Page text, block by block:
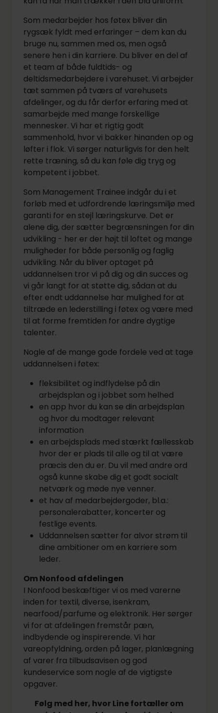
Som medarbejder hos føtex bliver din
rygsæk fyldt med erfaringer – dem kan du
bruge nu, sammen med os, men også
senere hen i din karriere. Du bliver en del af
et team af både fuldtids- og
deltidsmedarbejdere i varehuset. Vi arbejder
tæt sammen på tværs af varehusets
afdelinger, og du får derfor erfaring med at
samarbejde med mange forskellige
mennesker. Vi har et rigtig godt
sammenhold, hvor vi bakker hinanden op og
løfter i flok. Vi sørger naturligvis for den helt
rette træning, så du kan føle dig tryg og
kompetent i jobbet.
Som Management Trainee indgår du i et
forløb med et udfordrende læringsmiljø med
garanti for en stejl læringskurve. Det er
alene dig, der sætter begrænsningen for din
udvikling - her er der højt til loftet og mange
muligheder for både personlig og faglig
udvikling. Når du bliver optaget på
uddannelsen tror vi på dig og din succes og
vi går langt for at støtte dig, sådan at du
efter endt uddannelse har mulighed for at
tiltræde en lederstilling i føtex og være med
til at forme fremtiden for andre dygtige
talenter.
Nogle af de mange gode fordele ved at tage
uddannelsen i føtex:
fleksibilitet og indflydelse på din
arbejdsplan og i jobbet som helhed
en app hvor du kan se din arbejdsplan
og hvor du modtager relevant
information
en arbejdsplads med stærkt fællesskab
hvor der er plads til alle og til at være
præcis den du er. Du vil med andre ord
også kunne skabe dig et godt socialt
netværk og møde nye venner.
et hav af medarbejdergoder, bl.a.:
personalerabatter, koncerter og
festlige events.
Uddannelsen sætter for alvor strøm til
dine ambitioner om en karriere som
leder.
Om Nonfood afdelingen
I Nonfood beskæftiger vi os med varerne
inden for textil, diverse, isenkram,
nearfood/parfume og elektronik. Her sørger
vi for at afdelingen fremstår pæn,
indbydende og inspirerende. Vi har
vareopfyldning, orden på lager, planlægning
af varer fra tilbudsavisen og god
kundeservice som nogle af de vigtigste
opgaver.
Følg med her, hvor Line fortæller om